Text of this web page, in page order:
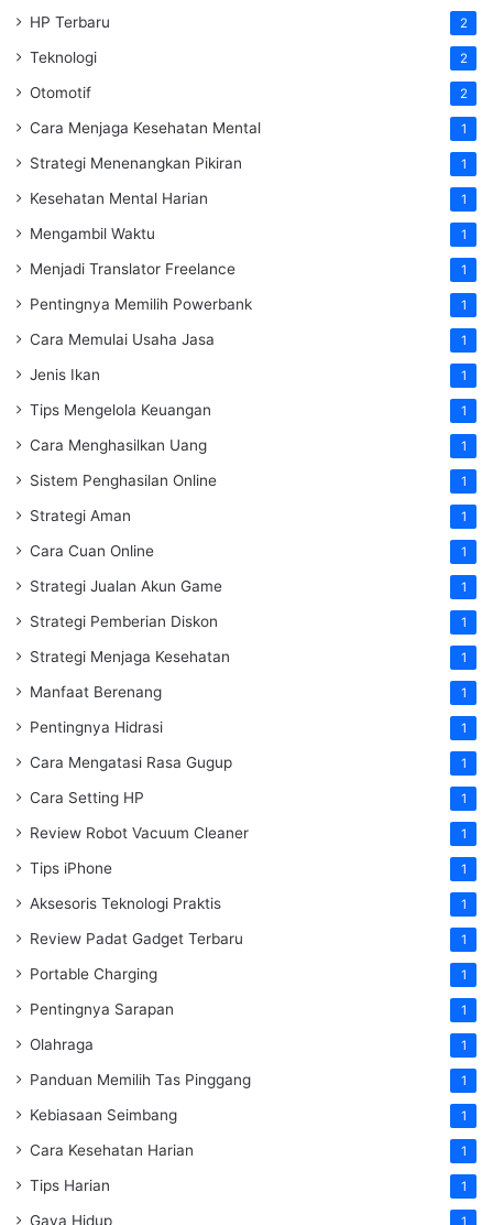
HP Terbaru 2
Teknologi 2
Otomotif 2
Cara Menjaga Kesehatan Mental 1
Strategi Menenangkan Pikiran 1
Kesehatan Mental Harian 1
Mengambil Waktu 1
Menjadi Translator Freelance 1
Pentingnya Memilih Powerbank 1
Cara Memulai Usaha Jasa 1
Jenis Ikan 1
Tips Mengelola Keuangan 1
Cara Menghasilkan Uang 1
Sistem Penghasilan Online 1
Strategi Aman 1
Cara Cuan Online 1
Strategi Jualan Akun Game 1
Strategi Pemberian Diskon 1
Strategi Menjaga Kesehatan 1
Manfaat Berenang 1
Pentingnya Hidrasi 1
Cara Mengatasi Rasa Gugup 1
Cara Setting HP 1
Review Robot Vacuum Cleaner 1
Tips iPhone 1
Aksesoris Teknologi Praktis 1
Review Padat Gadget Terbaru 1
Portable Charging 1
Pentingnya Sarapan 1
Olahraga 1
Panduan Memilih Tas Pinggang 1
Kebiasaan Seimbang 1
Cara Kesehatan Harian 1
Tips Harian 1
Gaya Hidup 1